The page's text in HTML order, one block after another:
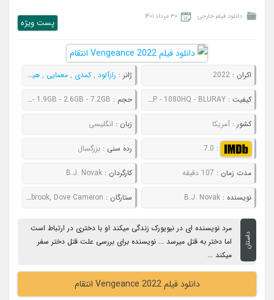
دانلود فیلم خارجی ۳۰ مرداد ۱۴۰۱
پست ويژه
اکران :2022 ژانر : رازآلود ,کمدی , معمایی , هیجان انگیز
کیفیت :480P - 720P - 1080P - 1080HQ - BLURAY حجم : 694MB - 994MB - 1.9GB - 2.6GB - 7.2GB
کشور :آمریکا زبان : انگلیسی
:
7.0 رده سنی : بزرگسال
مدت زمان : 107 دقیقه کارگردان : B.J. Novak
نویسنده :B.J. Novak ستارگان : B.J. Novak, Boyd Holbrook, Dove Cameron
داستان
مرد نویسنده ای در نیویورک زندگی میکند او با دختری در ارتباط است
اما دختر به قتل میرسد ... نویسنده برای بررسی علت قتل دختر سفر
میکند ...
دانلود فیلم Vengeance 2022 انتقام